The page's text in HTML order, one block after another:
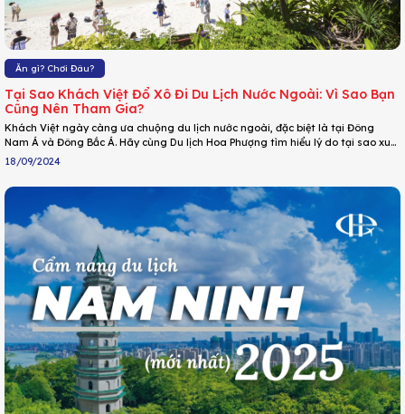
Ăn gì? Chơi Đâu?
Tại Sao Khách Việt Đổ Xô Đi Du Lịch Nước Ngoài: Vì Sao Bạn
Cũng Nên Tham Gia?
Khách Việt ngày càng ưa chuộng du lịch nước ngoài, đặc biệt là tại Đông
Nam Á và Đông Bắc Á. Hãy cùng Du lịch Hoa Phượng tìm hiểu lý do tại sao xu
hướng này đang bùng nổ trong bài viết dưới đây!
18/09/2024